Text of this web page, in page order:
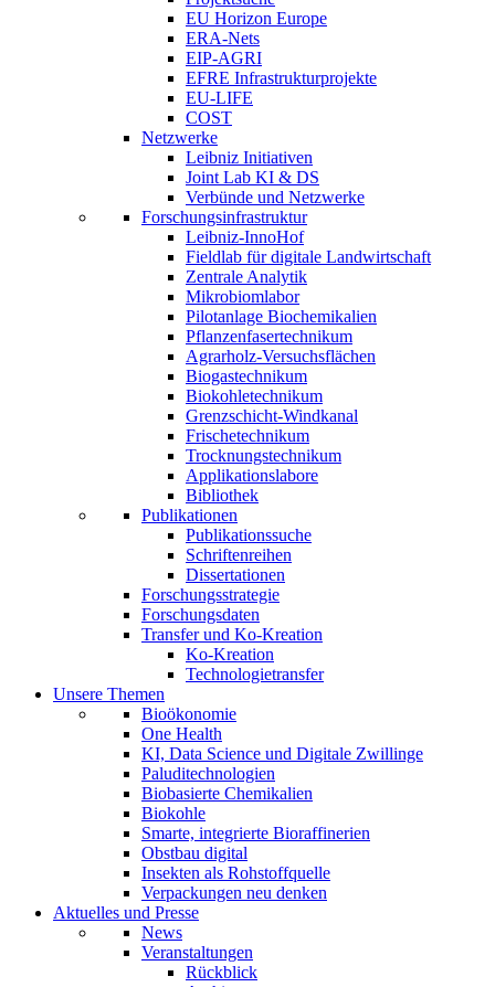
EU Horizon Europe
ERA-Nets
EIP-AGRI
EFRE Infrastrukturprojekte
EU-LIFE
COST
Netzwerke
Leibniz Initiativen
Joint Lab KI & DS
Verbünde und Netzwerke
Forschungsinfrastruktur
Leibniz-InnoHof
Fieldlab für digitale Landwirtschaft
Zentrale Analytik
Mikrobiomlabor
Pilotanlage Biochemikalien
Pflanzenfasertechnikum
Agrarholz-Versuchsflächen
Biogastechnikum
Biokohletechnikum
Grenzschicht-Windkanal
Frischetechnikum
Trocknungstechnikum
Applikationslabore
Bibliothek
Publikationen
Publikationssuche
Schriftenreihen
Dissertationen
Forschungsstrategie
Forschungsdaten
Transfer und Ko-Kreation
Ko-Kreation
Technologietransfer
Unsere Themen
Bioökonomie
One Health
KI, Data Science und Digitale Zwillinge
Paluditechnologien
Biobasierte Chemikalien
Biokohle
Smarte, integrierte Bioraffinerien
Obstbau digital
Insekten als Rohstoffquelle
Verpackungen neu denken
Aktuelles und Presse
News
Veranstaltungen
Rückblick